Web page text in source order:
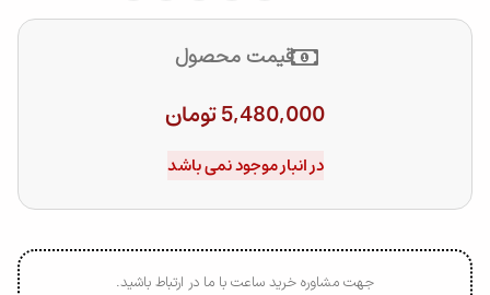
قیمت محصول
5,480,000تومان
در انبار موجود نمی باشد
جهت مشاوره خرید ساعت با ما در ارتباط باشید.